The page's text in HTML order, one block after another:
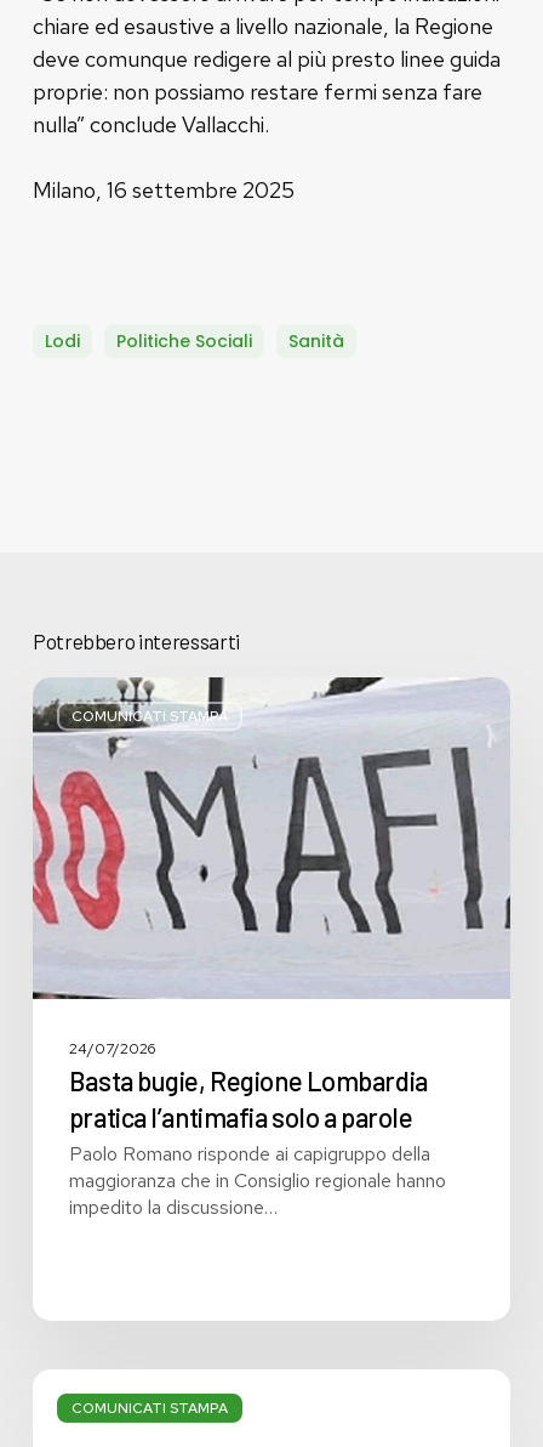
chiare ed esaustive a livello nazionale, la Regione
deve comunque redigere al più presto linee guida
proprie: non possiamo restare fermi senza fare
nulla” conclude Vallacchi.
Milano, 16 settembre 2025
Lodi Politiche Sociali Sanità
Potrebbero interessarti
COMUNICATI STAMPA
Basta
bugie,
Regione
Lombardia
pratica
l’antimafia
solo
a
parole
24/07/2026
Basta bugie, Regione Lombardia
pratica l’antimafia solo a parole
Paolo Romano risponde ai capigruppo della
maggioranza che in Consiglio regionale hanno
impedito la discussione…
COMUNICATI STAMPA
Bilancio:
troppi